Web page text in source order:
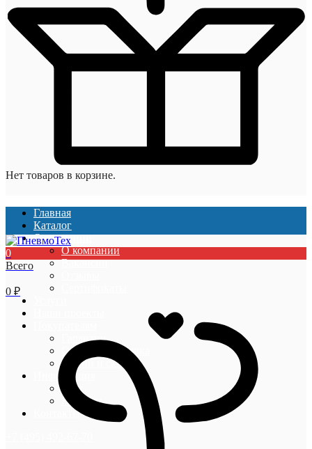
Нет товаров в корзине.
Главная
Каталог
О компании
О компании
Вакансии
Гарантии
Оплата и доставка
Акции и скидки
Информация
Блог
Новости
Контакты
0
Всего
0 ₽